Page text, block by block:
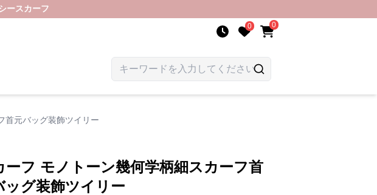
ースカーフ
0 0
首元バッグ装飾ツイリー
ーフ モノトーン幾何学柄細スカーフ首
ッグ装飾ツイリー